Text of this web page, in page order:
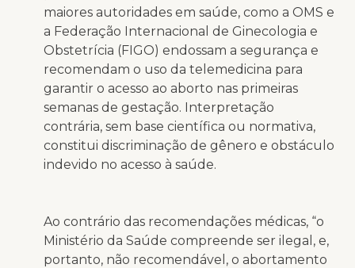
maiores autoridades em saúde, como a OMS e
a Federação Internacional de Ginecologia e
Obstetrícia (FIGO) endossam a segurança e
recomendam o uso da telemedicina para
garantir o acesso ao aborto nas primeiras
semanas de gestação. Interpretação
contrária, sem base científica ou normativa,
constitui discriminação de gênero e obstáculo
indevido no acesso à saúde.
Ao contrário das recomendações médicas, “o
Ministério da Saúde compreende ser ilegal, e,
portanto, não recomendável, o abortamento